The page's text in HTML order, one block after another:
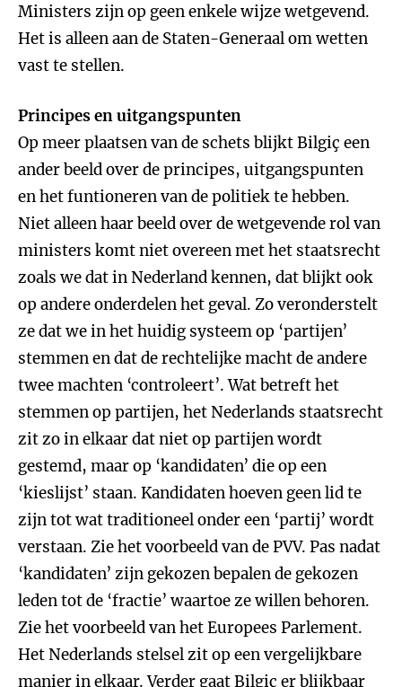
Ministers zijn op geen enkele wijze wetgevend.
Het is alleen aan de Staten-Generaal om wetten
vast te stellen.
Principes en uitgangspunten
Op meer plaatsen van de schets blijkt Bilgiç een
ander beeld over de principes, uitgangspunten
en het funtioneren van de politiek te hebben.
Niet alleen haar beeld over de wetgevende rol van
ministers komt niet overeen met het staatsrecht
zoals we dat in Nederland kennen, dat blijkt ook
op andere onderdelen het geval. Zo veronderstelt
ze dat we in het huidig systeem op ‘partijen’
stemmen en dat de rechtelijke macht de andere
twee machten ‘controleert’. Wat betreft het
stemmen op partijen, het Nederlands staatsrecht
zit zo in elkaar dat niet op partijen wordt
gestemd, maar op ‘kandidaten’ die op een
‘kieslijst’ staan. Kandidaten hoeven geen lid te
zijn tot wat traditioneel onder een ‘partij’ wordt
verstaan. Zie het voorbeeld van de PVV. Pas nadat
‘kandidaten’ zijn gekozen bepalen de gekozen
leden tot de ‘fractie’ waartoe ze willen behoren.
Zie het voorbeeld van het Europees Parlement.
Het Nederlands stelsel zit op een vergelijkbare
manier in elkaar. Verder gaat Bilgiç er blijkbaar